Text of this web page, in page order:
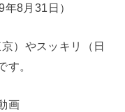
8月31日）
）やスッキリ（日
す。
画